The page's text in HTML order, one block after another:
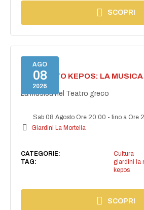
SCOPRI
AGO
08
2026
PROGETTO KEPOS: LA
GRECO
La musica nel Teatro greco
Sab 08 Agosto Ore 20:00 -fino a Ore
Giardini La Mortella
CATEGORIE:
Cultura
TAG:
giardini la
kepos
SCOPRI